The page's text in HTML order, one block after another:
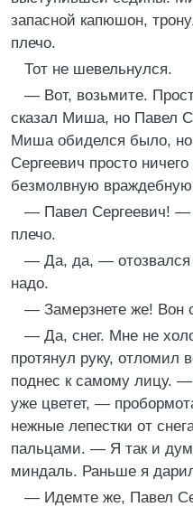
запасной капюшон,
плечо.
Тот не шевельнулся.
— Вот, возьмите.
сказал Миша, но Павел
Миша обиделся было, но
Сергеевич просто
безмолвную враждебную
— Павел Сергеевич! —
плечо.
— Да, да, —
надо.
— Замерзнете же! Вон
— Да, снег. Мне не
протянул руку, отломил
поднес к самому лицу.
уже цветет, —
нежные лепестки от
пальцами. — Я так и
миндаль. Раньше я
— Идемте же, Павел